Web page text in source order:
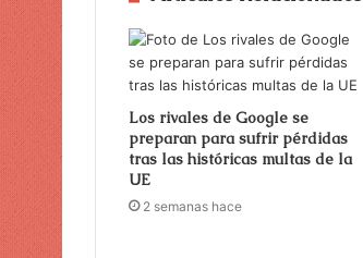
Los rivales de Google se
preparan para sufrir pérdidas
tras las históricas multas de la
UE
2 semanas hace